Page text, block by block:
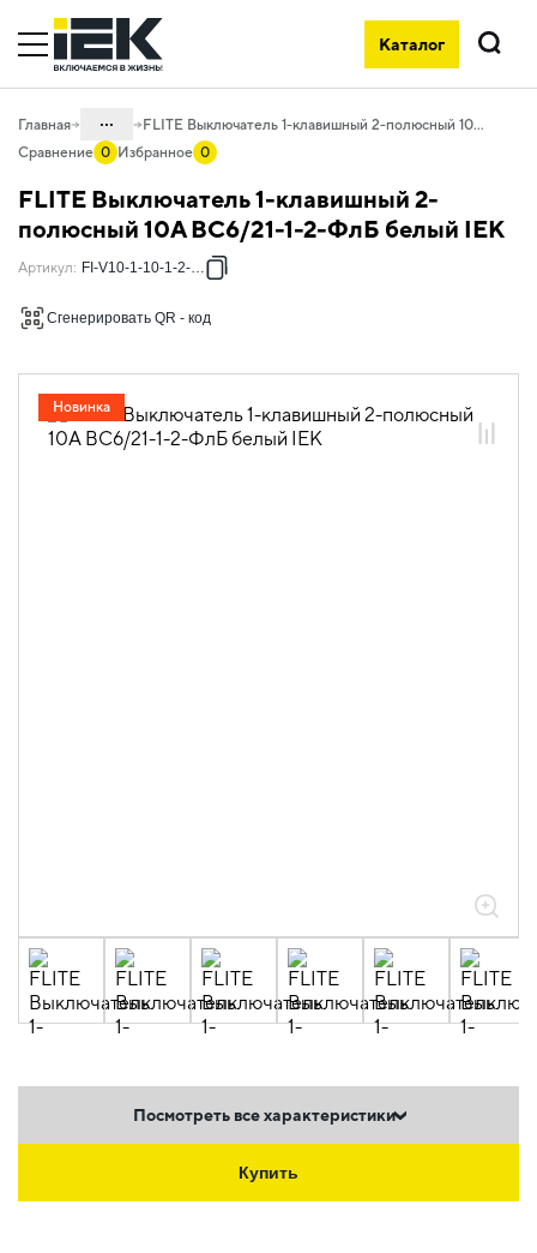
Каталог
Поиск
Главная ...
06. Изделия электроустановочные,
удлинители и силовые разъемы
06.01 Электроустановочные изделия
06.01.04 Электроустановочные
06.01.04.01 ЭУИ FLITE белый
FLITE Выключатель 1-клавишный 2-полюсный 10А ВС6/21-1-2-ФлБ белый IEK
Сравнение 0 Избранное 0
FLITE Выключатель 1-клавишный 2-
полюсный 10А ВС6/21-1-2-ФлБ белый IEK
Новинка
Артикул: FI-V10-1-10-1-2-K01
Сгенерировать QR - код
Посмотреть все характеристики
Купить